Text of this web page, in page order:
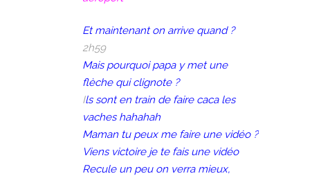
Et maintenant on arrive quand ?
2h59
Mais pourquoi papa y met une
flèche qui clignote ?
Ils sont en train de faire caca les
vaches hahahah
Maman tu peux me faire une vidéo ?
Viens victoire je te fais une vidéo
Recule un peu on verra mieux,